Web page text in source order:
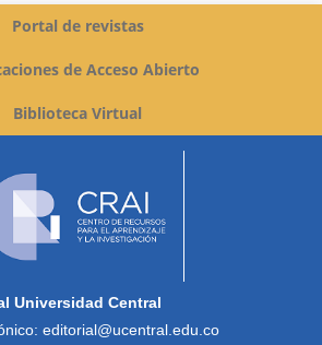
Portal de revistas
de Acceso Abierto
Biblioteca Virtual
Universidad Central
editorial@ucentral.edu.co